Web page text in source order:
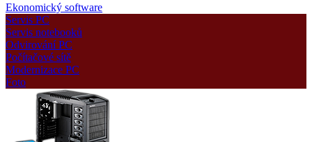
Ekonomický software
Servis PC
Servis notebooků
Odvirování PC
Počítačové sítě
Modernizace PC
Foto